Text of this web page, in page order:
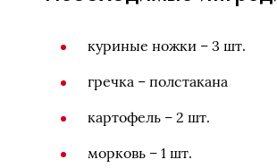
куриные ножки – 3 шт.
гречка – полстакана
картофель – 2 шт.
морковь – 1 шт.